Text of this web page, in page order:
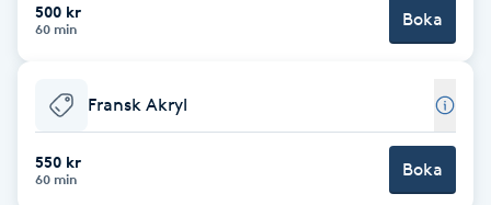
Brynplockning
Celluliter
500 kr
60 min Boka
Fransk Akryl
550 kr
60 min Boka